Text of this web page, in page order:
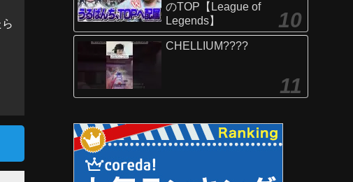
のTOP【League of
Legends】
CHELLIUM????